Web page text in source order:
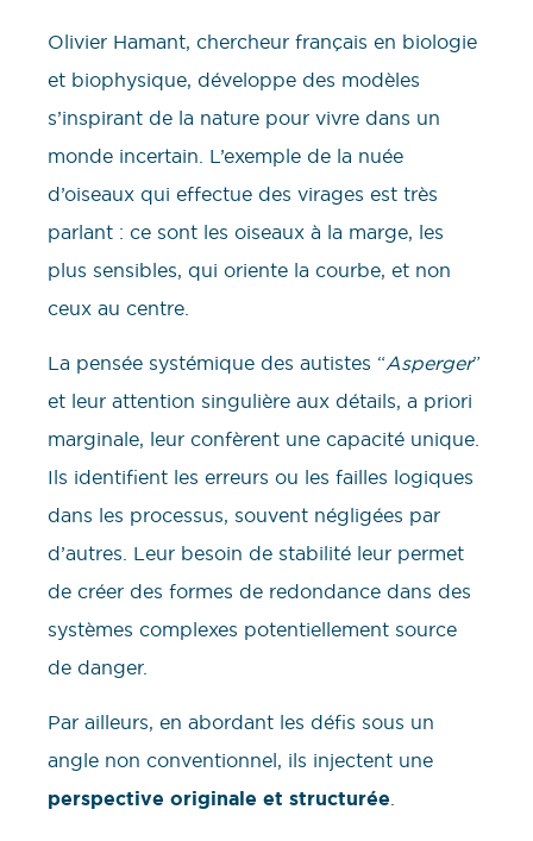
Olivier Hamant, chercheur français en biologie
et biophysique, développe des modèles
s’inspirant de la nature pour vivre dans un
monde incertain. L’exemple de la nuée
d’oiseaux qui effectue des virages est très
parlant : ce sont les oiseaux à la marge, les
plus sensibles, qui oriente la courbe, et non
ceux au centre.
La pensée systémique des autistes “Asperger”
et leur attention singulière aux détails, a priori
marginale, leur confèrent une capacité unique.
Ils identifient les erreurs ou les failles logiques
dans les processus, souvent négligées par
d’autres. Leur besoin de stabilité leur permet
de créer des formes de redondance dans des
systèmes complexes potentiellement source
de danger.
Par ailleurs, en abordant les défis sous un
angle non conventionnel, ils injectent une
perspective originale et structurée.